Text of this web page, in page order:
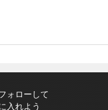
ォローして
入れよう